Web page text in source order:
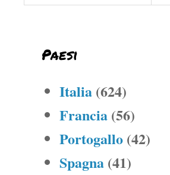
Paesi
Italia (624)
Francia (56)
Portogallo (42)
Spagna (41)